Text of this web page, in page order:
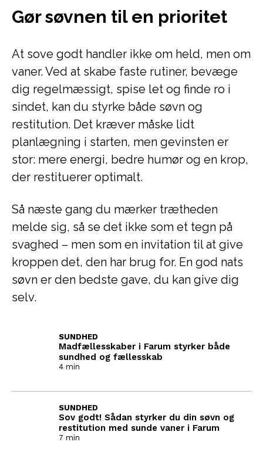
Gør søvnen til en prioritet
At sove godt handler ikke om held, men om
vaner. Ved at skabe faste rutiner, bevæge
dig regelmæssigt, spise let og finde ro i
sindet, kan du styrke både søvn og
restitution. Det kræver måske lidt
planlægning i starten, men gevinsten er
stor: mere energi, bedre humør og en krop,
der restituerer optimalt.
Så næste gang du mærker trætheden
melde sig, så se det ikke som et tegn på
svaghed – men som en invitation til at give
kroppen det, den har brug for. En god nats
søvn er den bedste gave, du kan give dig
selv.
Madfællesskaber i Farum styrker både
sundhed og fællesskab
SUNDHED
4 min
Sov godt! Sådan styrker du din søvn og
restitution med sunde vaner i Farum
SUNDHED
7 min